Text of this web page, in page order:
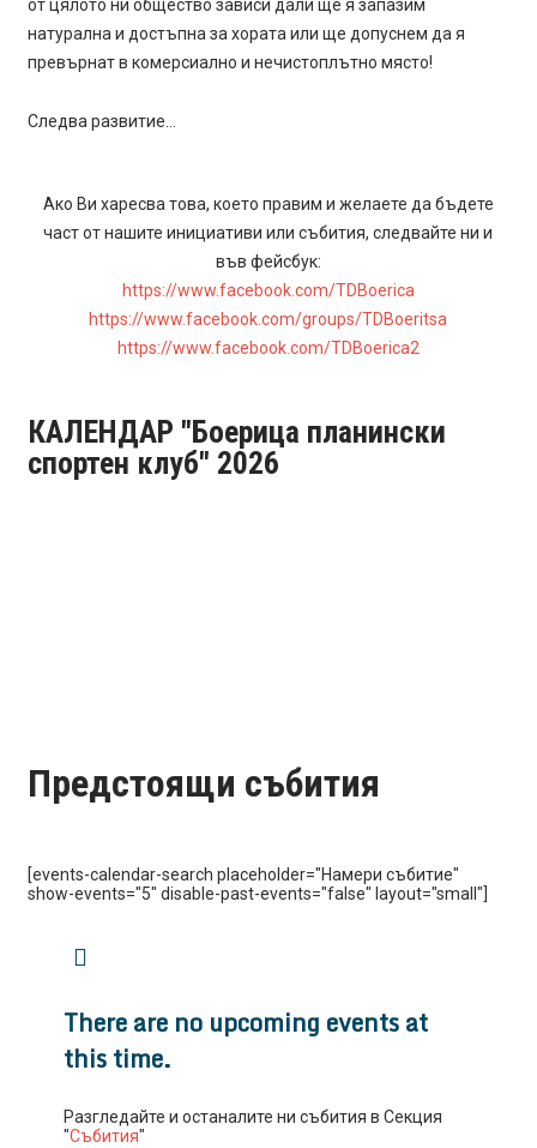
от цялото ни общество зависи дали ще я запазим
натурална и достъпна за хората или ще допуснем да я
превърнат в комерсиално и нечистоплътно място!
Следва развитие…
Ако Ви харесва това, което правим и желаете да бъдете
част от нашите инициативи или събития, следвайте ни и
във фейсбук:
https://www.facebook.com/TDBoerica
https://www.facebook.com/groups/TDBoeritsa
https://www.facebook.com/TDBoerica2
КАЛЕНДАР "Боерица планински
спортен клуб" 2026
Предстоящи събития
[events-calendar-search placeholder="Намери събитие"
show-events="5" disable-past-events="false" layout="small"]
There are no upcoming events at
this time.
Разгледайте и останалите ни събития в Секция
"Събития"